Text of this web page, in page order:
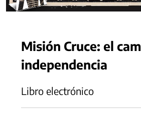
Misión Cruce: el
independencia
Libro electrónico